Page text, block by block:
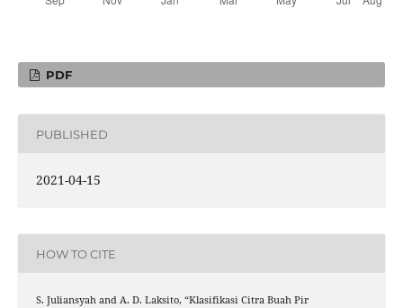
PDF
PUBLISHED
2021-04-15
HOW TO CITE
S. Juliansyah and A. D. Laksito, “Klasifikasi Citra Buah Pir